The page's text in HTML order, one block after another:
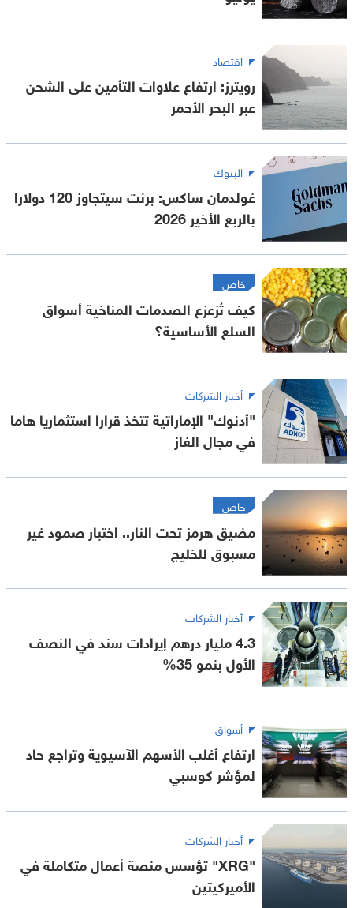
اقتصاد
رويترز: ارتفاع علاوات التأمين على الشحن
عبر البحر الأحمر
البنوك
غولدمان ساكس: برنت سيتجاوز 120 دولارا
بالربع الأخير 2026
خاص
كيف تُزعزع الصدمات المناخية أسواق
السلع الأساسية؟
أخبار الشركات
"أدنوك" الإماراتية تتخذ قرارا استثماريا هاما
في مجال الغاز
خاص
مضيق هرمز تحت النار.. اختبار صمود غير
مسبوق للخليج
أخبار الشركات
4.3 مليار درهم إيرادات سند في النصف
الأول بنمو 35%
أسواق
ارتفاع أغلب الأسهم الآسيوية وتراجع حاد
لمؤشر كوسبي
أخبار الشركات
"XRG" تؤسس منصة أعمال متكاملة في
الأميركيتين